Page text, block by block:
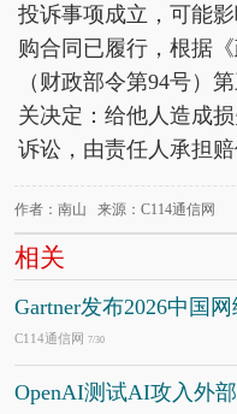
投诉事项成立，可能
购合同已履行，根据
（财政部令第94号）
关决定：给他人造成
诉讼，由责任人承担赔
作者：南山 来源：C114通信网
相关
Gartner发布2026中国
C114通信网 7/30
OpenAI测试AI攻入外